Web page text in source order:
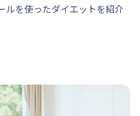
ルを使ったダイエットを紹介